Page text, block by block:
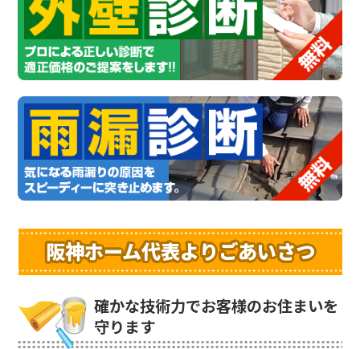
阪神ホーム代表よりごあいさつ
確かな技術力でお客様のお住まいを
守ります